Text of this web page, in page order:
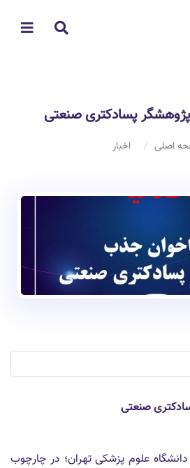
پسادکتری صنعتی
اصلی اخبار
صنعتی
علوم پزشکی تهران؛ در چارچوب